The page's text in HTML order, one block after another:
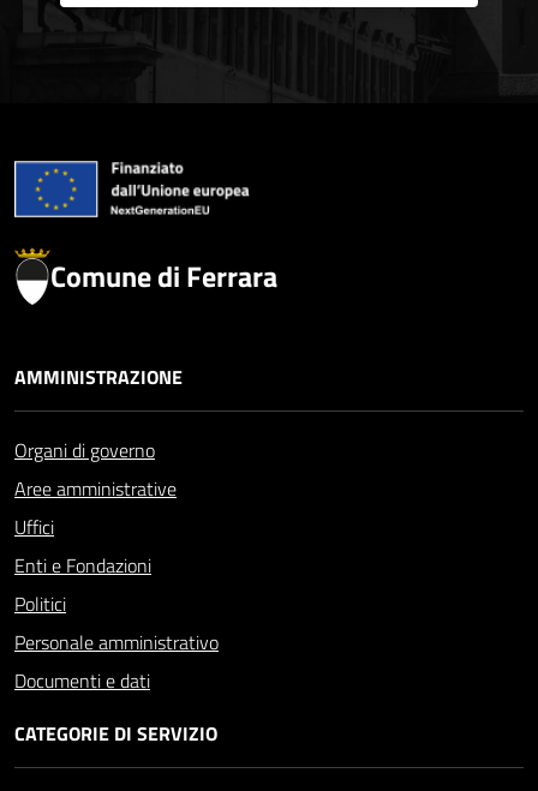
Comune di Ferrara
AMMINISTRAZIONE
Organi di governo
Aree amministrative
Uffici
Enti e Fondazioni
Politici
Personale amministrativo
Documenti e dati
CATEGORIE DI SERVIZIO